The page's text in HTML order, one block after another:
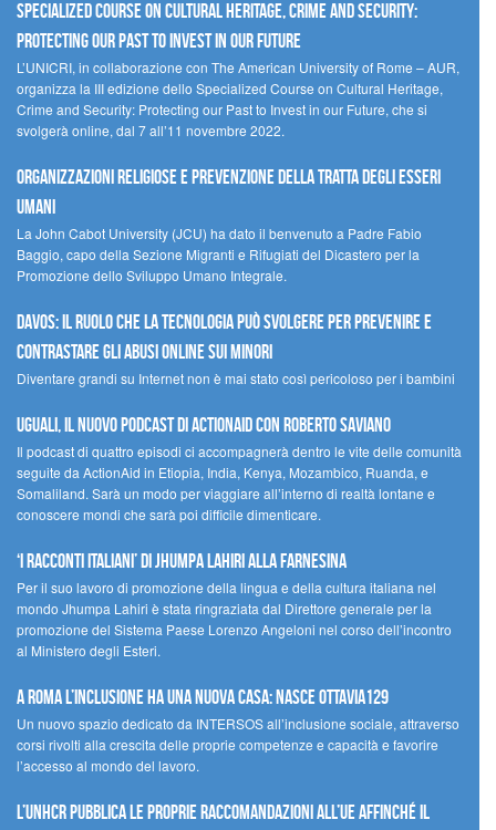
Specialized Course on Cultural Heritage, Crime and Security:
Protecting our Past to Invest in our Future
L’UNICRI, in collaborazione con The American University of Rome – AUR,
organizza la III edizione dello Specialized Course on Cultural Heritage,
Crime and Security: Protecting our Past to Invest in our Future, che si
svolgerà online, dal 7 all’11 novembre 2022.
Organizzazioni religiose e prevenzione della tratta degli esseri
umani
La John Cabot University (JCU) ha dato il benvenuto a Padre Fabio
Baggio, capo della Sezione Migranti e Rifugiati del Dicastero per la
Promozione dello Sviluppo Umano Integrale.
Davos: il ruolo che la tecnologia può svolgere per prevenire e
contrastare gli abusi online sui minori
Diventare grandi su Internet non è mai stato così pericoloso per i bambini
UGUALI, il nuovo podcast di ACTIONAID con Roberto Saviano
Il podcast di quattro episodi ci accompagnerà dentro le vite delle comunità
seguite da ActionAid in Etiopia, India, Kenya, Mozambico, Ruanda, e
Somaliland. Sarà un modo per viaggiare all’interno di realtà lontane e
conoscere mondi che sarà poi difficile dimenticare.
‘I racconti italiani’ di Jhumpa Lahiri alla Farnesina
Per il suo lavoro di promozione della lingua e della cultura italiana nel
mondo Jhumpa Lahiri è stata ringraziata dal Direttore generale per la
promozione del Sistema Paese Lorenzo Angeloni nel corso dell’incontro
al Ministero degli Esteri.
A Roma l’inclusione ha una nuova casa: nasce Ottavia129
Un nuovo spazio dedicato da INTERSOS all’inclusione sociale, attraverso
corsi rivolti alla crescita delle proprie competenze e capacità e favorire
l’accesso al mondo del lavoro.
L’UNHCR pubblica le proprie raccomandazioni all’UE affinché il